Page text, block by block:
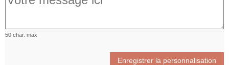
50 char. max
Enregistrer la personnalisation